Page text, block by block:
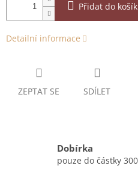
Přidat do
Detailní informace
ZEPTAT SE SDÍLET
Dobírka
pouze do částky